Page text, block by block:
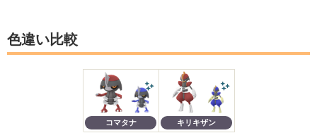
色違い比較
コマタナ キリキザン